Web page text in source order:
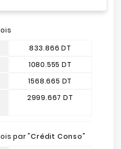
833.866 DT
1080.555 DT
1568.665 DT
2999.667 DT
par "Crédit Conso"